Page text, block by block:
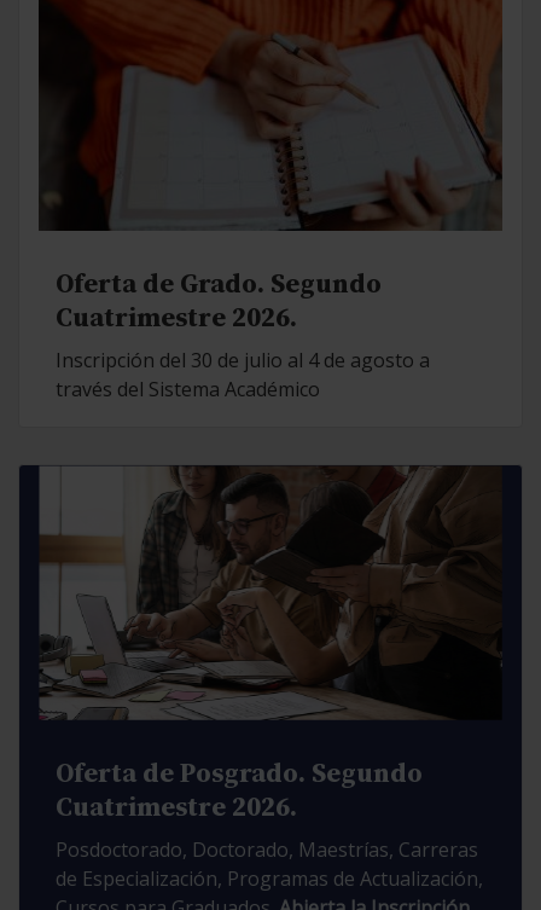
Oferta de Grado. Segundo
Cuatrimestre 2026.
Inscripción del 30 de julio al 4 de agosto a
través del Sistema Académico
Oferta de Posgrado. Segundo
Cuatrimestre 2026.
Posdoctorado, Doctorado, Maestrías, Carreras
de Especialización, Programas de Actualización,